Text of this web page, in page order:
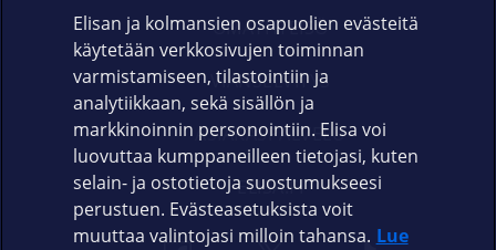
OMAYHTEISÖ
VIANSELVITYS
ASIAKASPALVELU
ELISA.FI
Elisan ja kolmansien osapuolien evästeitä
käytetään verkkosivujen toiminnan
varmistamiseen, tilastointiin ja
analytiikkaan, sekä sisällön ja
markkinoinnin personointiin. Elisa voi
luovuttaa kumppaneilleen tietojasi, kuten
selain- ja ostotietoja suostumukseesi
perustuen. Evästeasetuksista voit
muuttaa valintojasi milloin tahansa. Lue